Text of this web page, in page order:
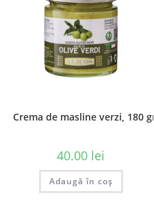
Crema de masline verzi, 180 gr
40.00 lei
Adaugă în coș